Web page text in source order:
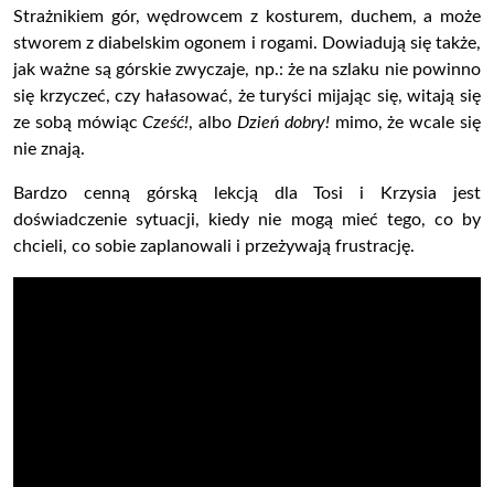
Strażnikiem gór, wędrowcem z kosturem, duchem, a może
stworem z diabelskim ogonem i rogami. Dowiadują się także,
jak ważne są górskie zwyczaje, np.: że na szlaku nie powinno
się krzyczeć, czy hałasować, że turyści mijając się, witają się
ze sobą mówiącCześć!, albo Dzień dobry!mimo, że wcale się
nie znają.
Bardzo cenną górską lekcją dla Tosi i Krzysia jest
doświadczenie sytuacji, kiedy nie mogą mieć tego, co by
chcieli, co sobie zaplanowali i przeżywają frustrację.